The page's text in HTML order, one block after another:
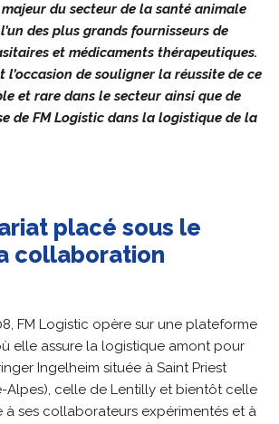
du secteur de la santé animale
des plus grands fournisseurs de
et médicaments thérapeutiques.
l’occasion de souligner la réussite de ce
et rare dans le secteur ainsi que de
de FM Logistic dans la logistique de la
placé sous le
collaboration
FM Logistic opère sur une plateforme
elle assure la logistique amont pour
Ingelheim située à Saint Priest
Alpes), celle de Lentilly et bientôt celle
à ses collaborateurs expérimentés et à